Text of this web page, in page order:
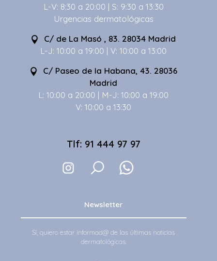
L-V: 8:30 a 20:00 | S: 9:30 a 13:30
Urgencias dermatológicas
C/ de La Masó , 83. 28034 Madrid
L-J: 10:00 a 19:00 | V: 10:00 a 13:00
C/ Paseo de la Habana, 43. 28036
Madrid
L: 10:00 a 20:00 | M-J: 10:00 a 19:00
V: 10:00 a 13:30
Tlf: 91 444 97 97
Newsletter
Sí, quiero estar informad@ de las últimas noticias
dermatológicas.